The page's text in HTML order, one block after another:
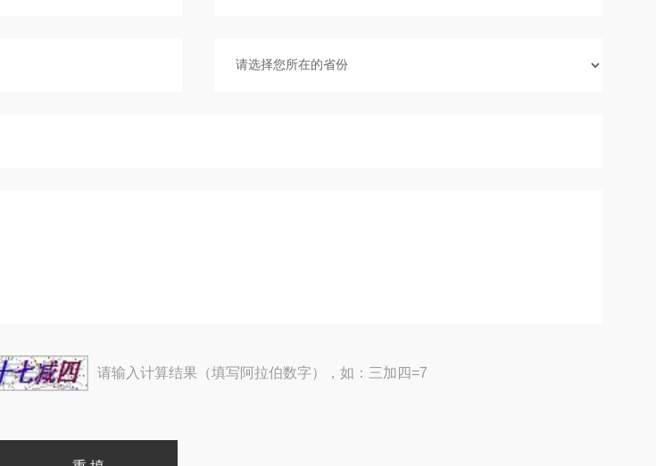
请输入计算结果（填写阿拉伯数字），如：三加四=7